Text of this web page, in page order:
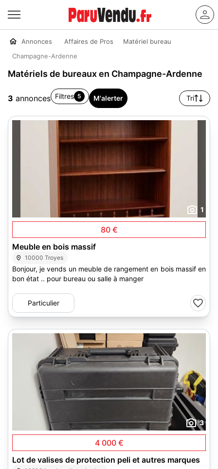
Annonces Affaires de Pros
Matériel bureau
Champagne-Ardenne
Matériels de bureaux en Champagne-Ardenne
3 annonces Filtres 5 M'alerter Tri
1
80 €
Meuble en bois massif
10000 Troyes
Bonjour, je vends un meuble de rangement en bois massif en
bon état .. pour bureau ou salle à manger
Particulier
3
4 000 €
Lot de valises de protection peli et autres marques